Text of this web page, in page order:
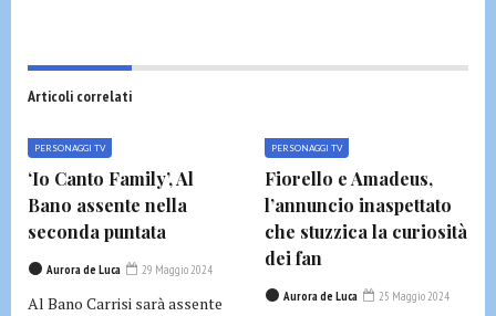
Articoli correlati
PERSONAGGI TV
‘Io Canto Family’, Al
Bano assente nella
seconda puntata
Aurora de Luca 29 Maggio 2024
Al Bano Carrisi sarà assente
PERSONAGGI TV
Fiorello e Amadeus,
l’annuncio inaspettato
che stuzzica la curiosità
dei fan
Aurora de Luca 25 Maggio 2024